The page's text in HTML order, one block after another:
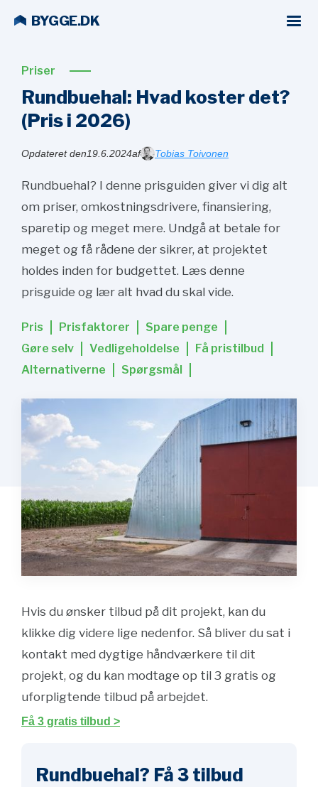
BYGGE.DK
Priser
Rundbuehal: Hvad koster det?
(Pris i 2026)
Opdateret den19.6.2024af Tobias Toivonen
Rundbuehal? I denne prisguiden giver vi dig alt
om priser, omkostningsdrivere, finansiering,
sparetip og meget mere. Undgå at betale for
meget og få rådene der sikrer, at projektet
holdes inden for budgettet. Læs denne
prisguide og lær alt hvad du skal vide.
Pris Prisfaktorer
Spare penge
Gøre selv
Vedligeholdelse
Få pristilbud
Alternativerne
Spørgsmål
Hvis du ønsker tilbud på dit projekt, kan du
klikke dig videre lige nedenfor. Så bliver du sat i
kontakt med dygtige håndværkere til dit
projekt, og du kan modtage op til 3 gratis og
uforpligtende tilbud på arbejdet.
Få 3 gratis tilbud >
Rundbuehal? Få 3 tilbud